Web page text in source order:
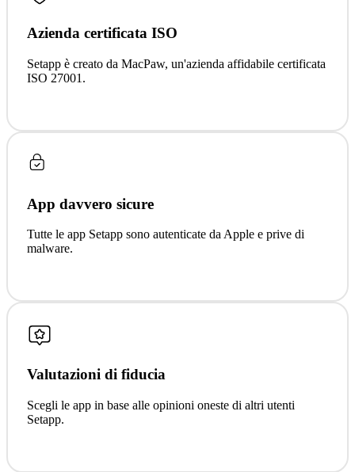
Azienda certificata ISO
Setapp è creato da MacPaw, un'azienda affidabile certificata
ISO 27001.
App davvero sicure
Tutte le app Setapp sono autenticate da Apple e prive di
malware.
Valutazioni di fiducia
Scegli le app in base alle opinioni oneste di altri utenti
Setapp.